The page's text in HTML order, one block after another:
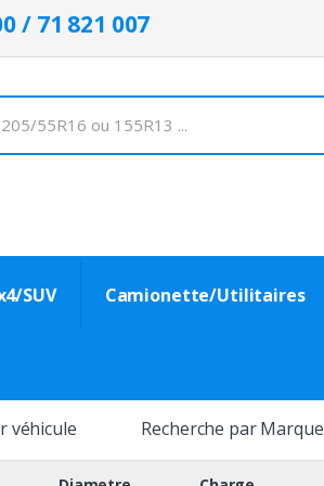
/ 71 821 007
SUV Camionette/Utilitaires
véhicule Recherche par Marque